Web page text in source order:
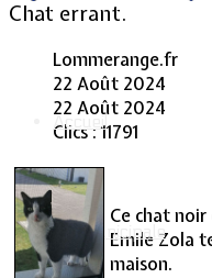
Accueil
Vie Municipale
Chat errant.
Lommerange.fr
22 Août 2024
22 Août 2024
Clics : 11791
Ce chat
Emile Zola
maison.